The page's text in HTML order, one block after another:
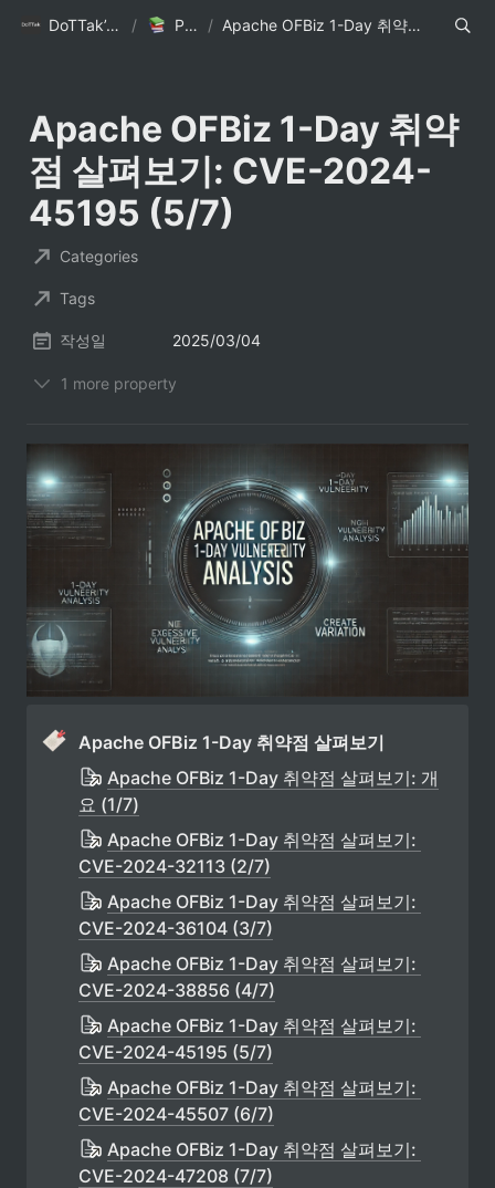
DoTTak’s Blog / Posts / Apache OFBiz 1-Day 취약점 살펴보기: CVE-2024-45195 (5/7)
Apache OFBiz 1-Day 취약
점 살펴보기: CVE-2024-
45195 (5/7)
Categories
Tags
작성일 2025/03/04
1 more property
Apache OFBiz 1-Day 취약점 살펴보기
Apache OFBiz 1-Day 취약점 살펴보기: 개
요 (1/7)
Apache OFBiz 1-Day 취약점 살펴보기:
CVE-2024-32113 (2/7)
Apache OFBiz 1-Day 취약점 살펴보기:
CVE-2024-36104 (3/7)
Apache OFBiz 1-Day 취약점 살펴보기:
CVE-2024-38856 (4/7)
Apache OFBiz 1-Day 취약점 살펴보기:
CVE-2024-45195 (5/7)
Apache OFBiz 1-Day 취약점 살펴보기:
CVE-2024-45507 (6/7)
Apache OFBiz 1-Day 취약점 살펴보기:
CVE-2024-47208 (7/7)